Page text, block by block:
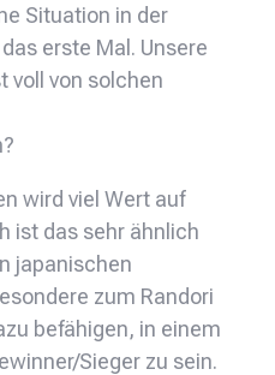
Situation in der
erste Mal. Unsere
voll von solchen
wird viel Wert auf
ist das sehr ähnlich
japanischen
zum Randori
befähigen, in einem
Sieger zu sein.